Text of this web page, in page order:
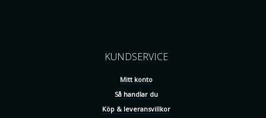
KUNDSERVICE
Mitt konto
Så handlar du
Köp & leveransvillkor